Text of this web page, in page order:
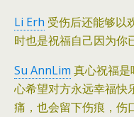
Li Erh 受伤后还能够以
时也是祝福自己因为你
Su AnnLim 真心祝福
心希望对方永远幸福快
痛，也会留下伤痕，伤